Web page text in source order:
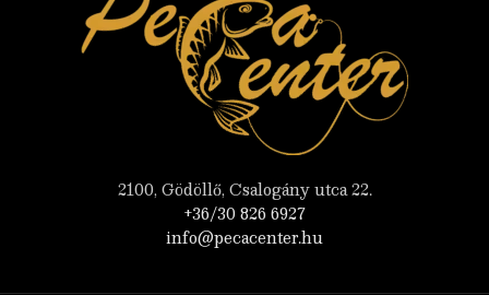
2100, Gödöllő, Csalogány utca 22.
+36/30 826 6927
info@pecacenter.hu